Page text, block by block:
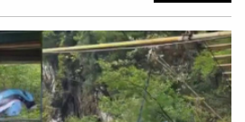
樂旅行社、滙豐旅行社、經典旅行
安旅行社、亞新國際旅行社、小馬
行社、新力旅行社、享台灣旅行
際旅行社、世方旅行社、優質旅行
感謝主辦團隊投入許多心力協助展
感到相當無奈與惋惜，目前也正與
因與後續處理方式，「謝謝一直以
，香港曾經帶給我很多溫暖的回